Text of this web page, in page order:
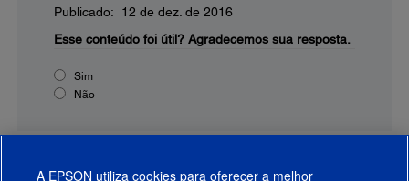
Publicado: 12 de dez. de 2016
Esse conteúdo foi útil? Agradecemos sua resposta.
Sim
Não
A EPSON utiliza cookies para oferecer a melhor